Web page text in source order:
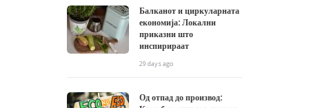
Балканот и циркуларната
економија: Локални
приказни што
инспирираат
29 days ago
Од отпад до производ: